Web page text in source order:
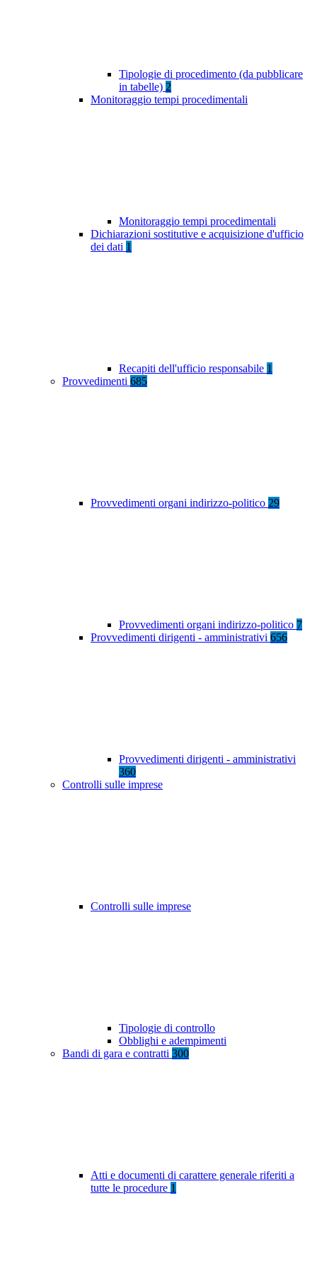
Tipologie di procedimento (da pubblicare
in tabelle) 2
Monitoraggio tempi procedimentali
Monitoraggio tempi procedimentali
Dichiarazioni sostitutive e acquisizione d'ufficio
dei dati 1
Recapiti dell'ufficio responsabile 1
Provvedimenti 685
Provvedimenti organi indirizzo-politico 29
Provvedimenti organi indirizzo-politico 7
Provvedimenti dirigenti - amministrativi 656
Provvedimenti dirigenti - amministrativi
360
Controlli sulle imprese
Controlli sulle imprese
Tipologie di controllo
Obblighi e adempimenti
Bandi di gara e contratti 300
Atti e documenti di carattere generale riferiti a
tutte le procedure 1